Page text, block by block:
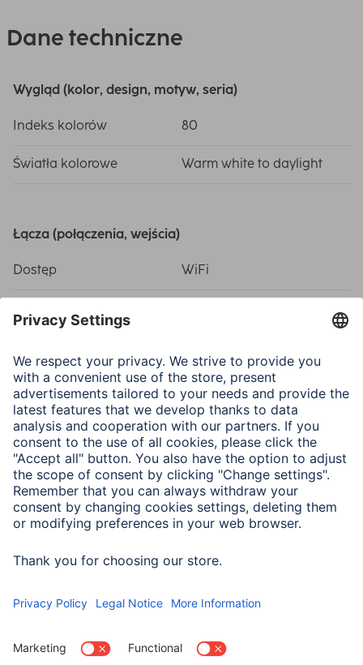
Dane techniczne
Wygląd (kolor, design, motyw, seria)
Indeks kolorów 80
Światła kolorowe Warm white to daylight
Łącza (połączenia, wejścia)
Dostęp WiFi
Częstotliwość 50 Hz
EAR Reg.Nr. DE 38720470
Efekt stroboskopu dla
LED i OLED
0,4
Kąt świecenia 120 °